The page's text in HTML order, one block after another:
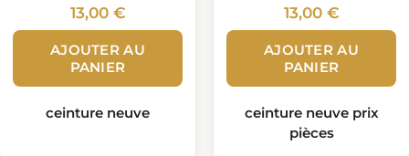
13,00 €
AJOUTER AU
PANIER
ceinture neuve
13,00 €
AJOUTER AU
PANIER
ceinture neuve prix
pièces